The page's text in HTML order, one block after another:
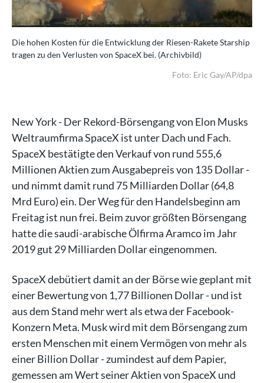
Die hohen Kosten für die Entwicklung der Riesen-Rakete Starship
tragen zu den Verlusten von SpaceX bei. (Archivbild)
Foto: Eric Gay/AP/dpa
New York - Der Rekord-Börsengang von Elon Musks
Weltraumfirma SpaceX ist unter Dach und Fach.
SpaceX bestätigte den Verkauf von rund 555,6
Millionen Aktien zum Ausgabepreis von 135 Dollar -
und nimmt damit rund 75 Milliarden Dollar (64,8
Mrd Euro) ein. Der Weg für den Handelsbeginn am
Freitag ist nun frei. Beim zuvor größten Börsengang
hatte die saudi-arabische Ölfirma Aramco im Jahr
2019 gut 29 Milliarden Dollar eingenommen.
SpaceX debütiert damit an der Börse wie geplant mit
einer Bewertung von 1,77 Billionen Dollar - und ist
aus dem Stand mehr wert als etwa der Facebook-
Konzern Meta. Musk wird mit dem Börsengang zum
ersten Menschen mit einem Vermögen von mehr als
einer Billion Dollar - zumindest auf dem Papier,
gemessen am Wert seiner Aktien von SpaceX und